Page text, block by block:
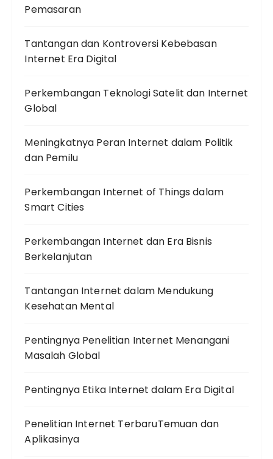
Pemasaran
Tantangan dan Kontroversi Kebebasan
Internet Era Digital
Perkembangan Teknologi Satelit dan Internet
Global
Meningkatnya Peran Internet dalam Politik
dan Pemilu
Perkembangan Internet of Things dalam
Smart Cities
Perkembangan Internet dan Era Bisnis
Berkelanjutan
Tantangan Internet dalam Mendukung
Kesehatan Mental
Pentingnya Penelitian Internet Menangani
Masalah Global
Pentingnya Etika Internet dalam Era Digital
Penelitian Internet TerbaruTemuan dan
Aplikasinya